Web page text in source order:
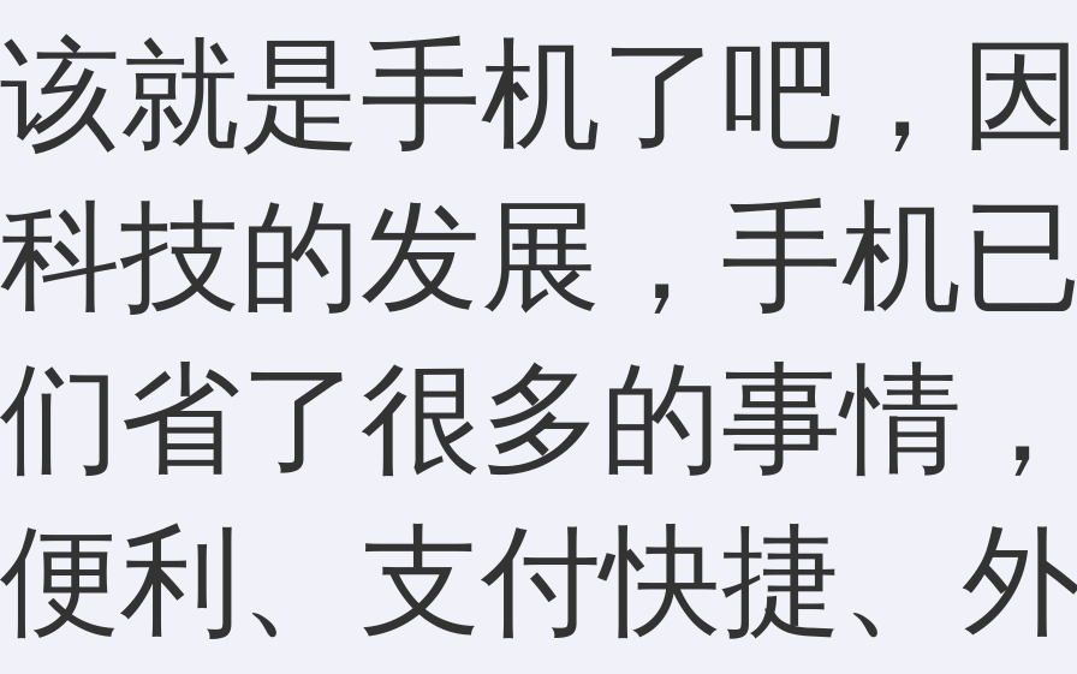
该就是手机了吧，
科技的发展，手机
们省了很多的事情
便利、支付快捷、